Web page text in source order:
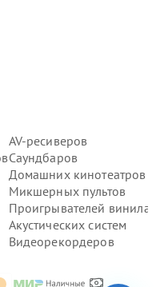
AV-ресиверов
Саундбаров
Домашних кинотеатров
Микшерных пультов
Проигрывателей винила
Акустических систем
Видеорекордеров